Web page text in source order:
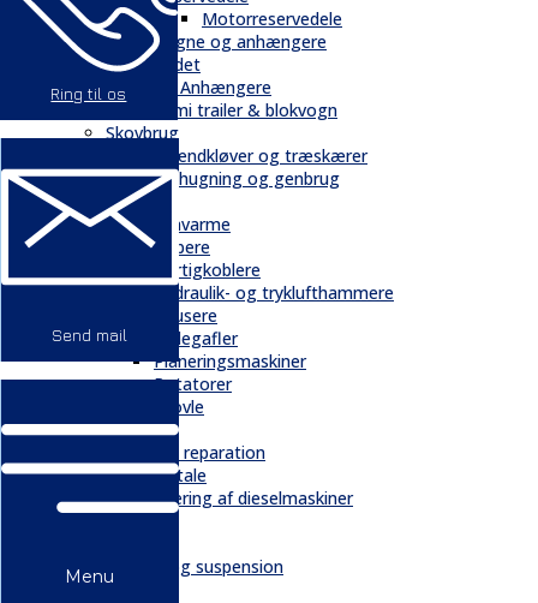
Ring til os
Send mail
Menu
Motorreservedele
Vogne og anhængere
Andet
Trailere / Anhængere
Semi trailer & blokvogn
Skovbrug
Brændkløver og træskærer
Flishugning og genbrug
Tilbehør
Gravarme
Gribere
Hurtigkoblere
Hydraulik- og tryklufthammere
Knusere
Pallegafler
Planeringsmaskiner
Rotatorer
Skovle
Service
Service & reparation
Serviceaftale
Elektrificering af dieselmaskiner
Reservedele
Chassis og suspension
Hydraulik